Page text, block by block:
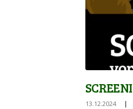
13.12.2024